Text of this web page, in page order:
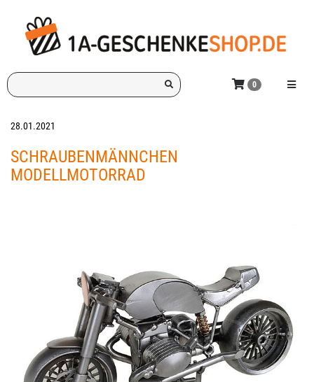
Hauptinhalt
springen
Ich
suche
Geschenk
Menü
0
28.01.2021
SCHRAUBENMÄNNCHEN
MODELLMOTORRAD